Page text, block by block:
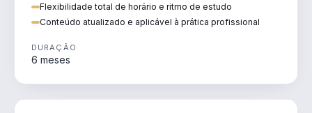
Flexibilidade total de horário e ritmo de estudo
Conteúdo atualizado e aplicável à prática profissional
DURAÇÃO
6 meses